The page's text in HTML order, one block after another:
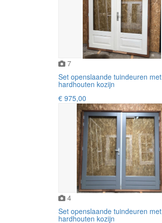
7
Set openslaande tuindeuren met
hardhouten kozijn
€ 975,00
4
Set openslaande tuindeuren met
hardhouten kozijn